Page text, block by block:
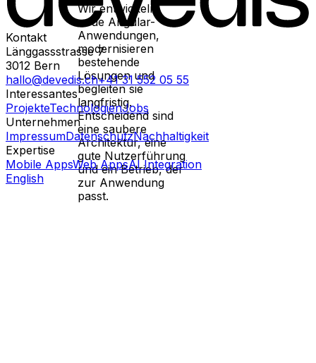
Wir entwickeln
neue Angular-
Anwendungen,
modernisieren
bestehende
Lösungen und
begleiten sie
langfristig.
Entscheidend sind
eine saubere
Architektur, eine
gute Nutzerführung
und ein Betrieb, der
zur Anwendung
passt.
Kontakt
Länggassstrasse 7
3012 Bern
hallo@devedis.ch+41 31 552 05 55
Interessantes
ProjekteTechnologienJobs
Unternehmen
ImpressumDatenschutzNachhaltigkeit
Expertise
Mobile AppsWeb AppsAI Integration
English